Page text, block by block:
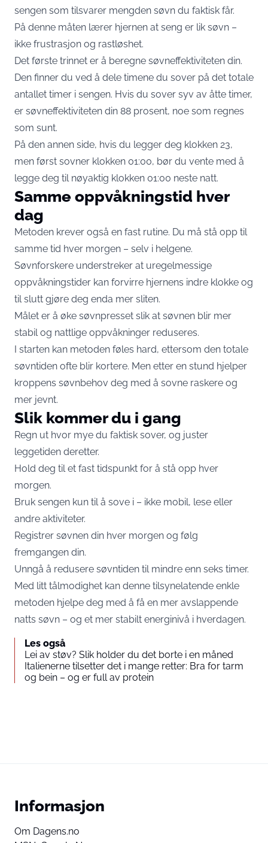
sengen som tilsvarer mengden søvn du faktisk får.
På denne måten lærer hjernen at seng er lik søvn –
ikke frustrasjon og rastløshet.
Det første trinnet er å beregne søvneffektiviteten din.
Den finner du ved å dele timene du sover på det totale
antallet timer i sengen. Hvis du sover syv av åtte timer,
er søvneffektiviteten din 88 prosent, noe som regnes
som sunt.
På den annen side, hvis du legger deg klokken 23,
men først sovner klokken 01:00, bør du vente med å
legge deg til nøyaktig klokken 01:00 neste natt.
Samme oppvåkningstid hver
dag
Metoden krever også en fast rutine. Du må stå opp til
samme tid hver morgen – selv i helgene.
Søvnforskere understreker at uregelmessige
oppvåkningstider kan forvirre hjernens indre klokke og
til slutt gjøre deg enda mer sliten.
Målet er å øke søvnpresset slik at søvnen blir mer
stabil og nattlige oppvåkninger reduseres.
I starten kan metoden føles hard, ettersom den totale
søvntiden ofte blir kortere. Men etter en stund hjelper
kroppens søvnbehov deg med å sovne raskere og
mer jevnt.
Slik kommer du i gang
Regn ut hvor mye du faktisk sover, og juster
leggetiden deretter.
Hold deg til et fast tidspunkt for å stå opp hver
morgen.
Bruk sengen kun til å sove i – ikke mobil, lese eller
andre aktiviteter.
Registrer søvnen din hver morgen og følg
fremgangen din.
Unngå å redusere søvntiden til mindre enn seks timer.
Med litt tålmodighet kan denne tilsynelatende enkle
metoden hjelpe deg med å få en mer avslappende
natts søvn – og et mer stabilt energinivå i hverdagen.
Les også
Lei av støv? Slik holder du det borte i en måned
Italienerne tilsetter det i mange retter: Bra for tarm
og bein – og er full av protein
Informasjon
Om Dagens.no